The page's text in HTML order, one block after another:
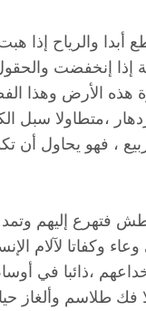
أبدا والرياح
إذا إنخفضت
الأرض وهذا
،متطاولا سبل
، فهو يحاول أن
فتهرع إليهم
وكفاتا لآلام
،ذائبا في
طلاسم وألغاز